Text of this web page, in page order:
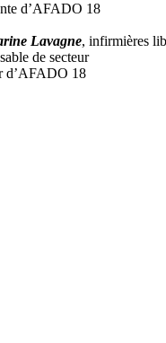
d’AFADO 18
Lavagne, infirmières
de secteur
d’AFADO 18